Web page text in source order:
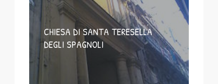
CHIESA DI SANTA TERESELLA
DEGLI SPAGNOLI